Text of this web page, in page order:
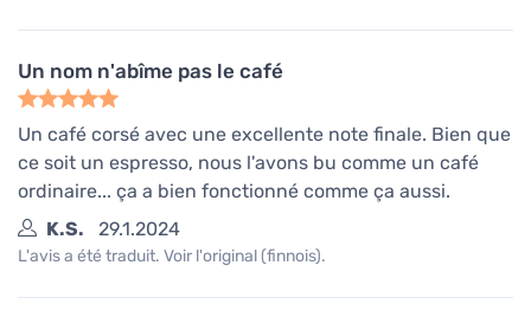
Un nom n'abîme pas le café
Un café corsé avec une excellente note finale. Bien que
ce soit un espresso, nous l'avons bu comme un café
ordinaire... ça a bien fonctionné comme ça aussi.
K.S.
29.1.2024
L'avis a été traduit. Voir l'original (finnois).